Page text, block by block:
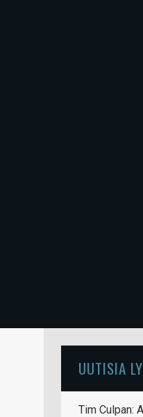
UUTISIA
Tim Culpan: